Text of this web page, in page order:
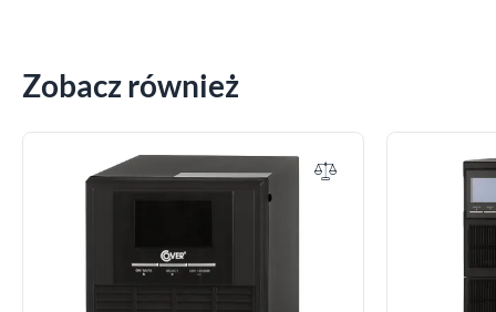
Zobacz również